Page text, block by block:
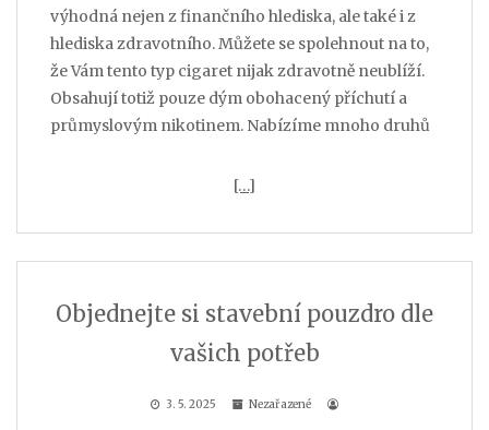
výhodná nejen z finančního hlediska, ale také i z
hlediska zdravotního. Můžete se spolehnout na to,
že Vám tento typ cigaret nijak zdravotně neublíží.
Obsahují totiž pouze dým obohacený příchutí a
průmyslovým nikotinem. Nabízíme mnoho druhů
[…]
Objednejte si stavební pouzdro dle
vašich potřeb
3. 5. 2025 Nezařazené